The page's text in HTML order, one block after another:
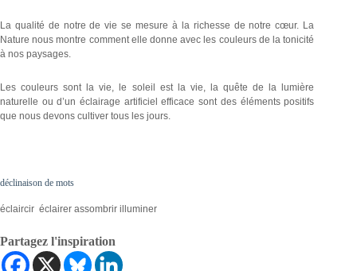
La qualité de notre de vie se mesure à la richesse de notre cœur. La
Nature nous montre comment elle donne avec les couleurs de la tonicité
à nos paysages.
Les couleurs sont la vie, le soleil est la vie, la quête de la lumière
naturelle ou d’un éclairage artificiel efficace sont des éléments positifs
que nous devons cultiver tous les jours.
déclinaison de mots
éclaircir éclairer assombrir illuminer
Partagez l'inspiration